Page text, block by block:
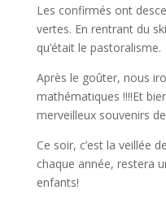
Les confirmés ont
vertes. En rentrant du
qu’était le pastoralisme.
Après le goûter, nous
mathématiques !!!!Et
merveilleux souvenirs
Ce soir, c’est la veillée
chaque année, restera
enfants!